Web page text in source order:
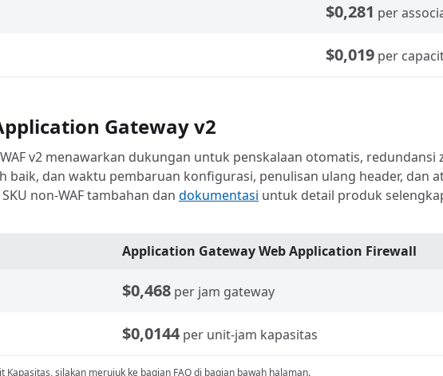
$0,281 per
$0,019 per
Gateway v2
v2 menawarkan dukungan untuk penskalaan otomatis,
baik, dan waktu pembaruan konfigurasi, penulisan ulang header, dan
non-WAF tambahan dan dokumentasi untuk detail produk
Application Gateway Web Application Firewall
$0,468 per jam gateway
$0,0144 per unit-jam kapasitas
silakan merujuk ke bagian FAQ di bagian bawah halaman.